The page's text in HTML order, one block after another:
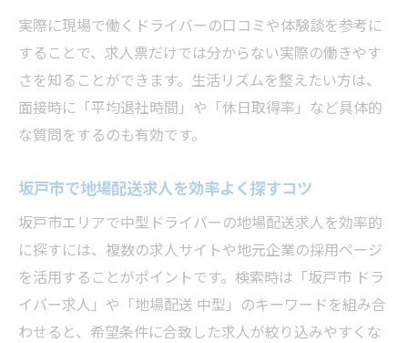
実際に現場で働くドライバーの口コミや体験談を参考に
することで、求人票だけでは分からない実際の働きやす
さを知ることができます。生活リズムを整えたい方は、
面接時に「平均退社時間」や「休日取得率」など具体的
な質問をするのも有効です。
坂戸市で地場配送求人を効率よく探すコツ
坂戸市エリアで中型ドライバーの地場配送求人を効率的
に探すには、複数の求人サイトや地元企業の採用ページ
を活用することがポイントです。検索時は「坂戸市 ドラ
イバー求人」や「地場配送 中型」のキーワードを組み合
わせると、希望条件に合致した求人が絞り込みやすくな